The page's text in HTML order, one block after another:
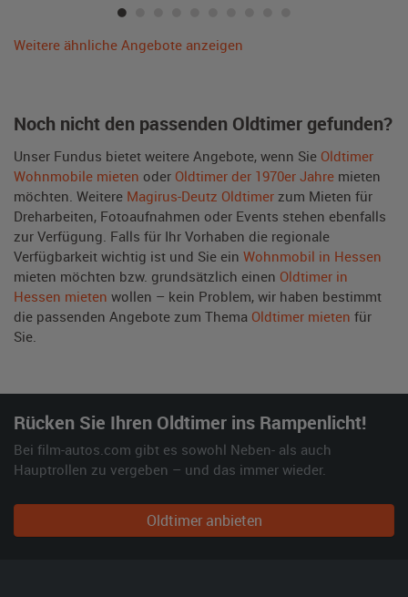
Weitere ähnliche Angebote anzeigen
Noch nicht den passenden Oldtimer gefunden?
Unser Fundus bietet weitere Angebote, wenn Sie Oldtimer
Wohnmobile mieten oder Oldtimer der 1970er Jahre mieten
möchten. Weitere Magirus-Deutz Oldtimer zum Mieten für
Dreharbeiten, Fotoaufnahmen oder Events stehen ebenfalls
zur Verfügung. Falls für Ihr Vorhaben die regionale
Verfügbarkeit wichtig ist und Sie ein Wohnmobil in Hessen
mieten möchten bzw. grundsätzlich einen Oldtimer in
Hessen mieten wollen – kein Problem, wir haben bestimmt
die passenden Angebote zum Thema Oldtimer mieten für
Sie.
Rücken Sie Ihren Oldtimer ins Rampenlicht!
Bei film-autos.com gibt es sowohl Neben- als auch
Hauptrollen zu vergeben – und das immer wieder.
Oldtimer anbieten